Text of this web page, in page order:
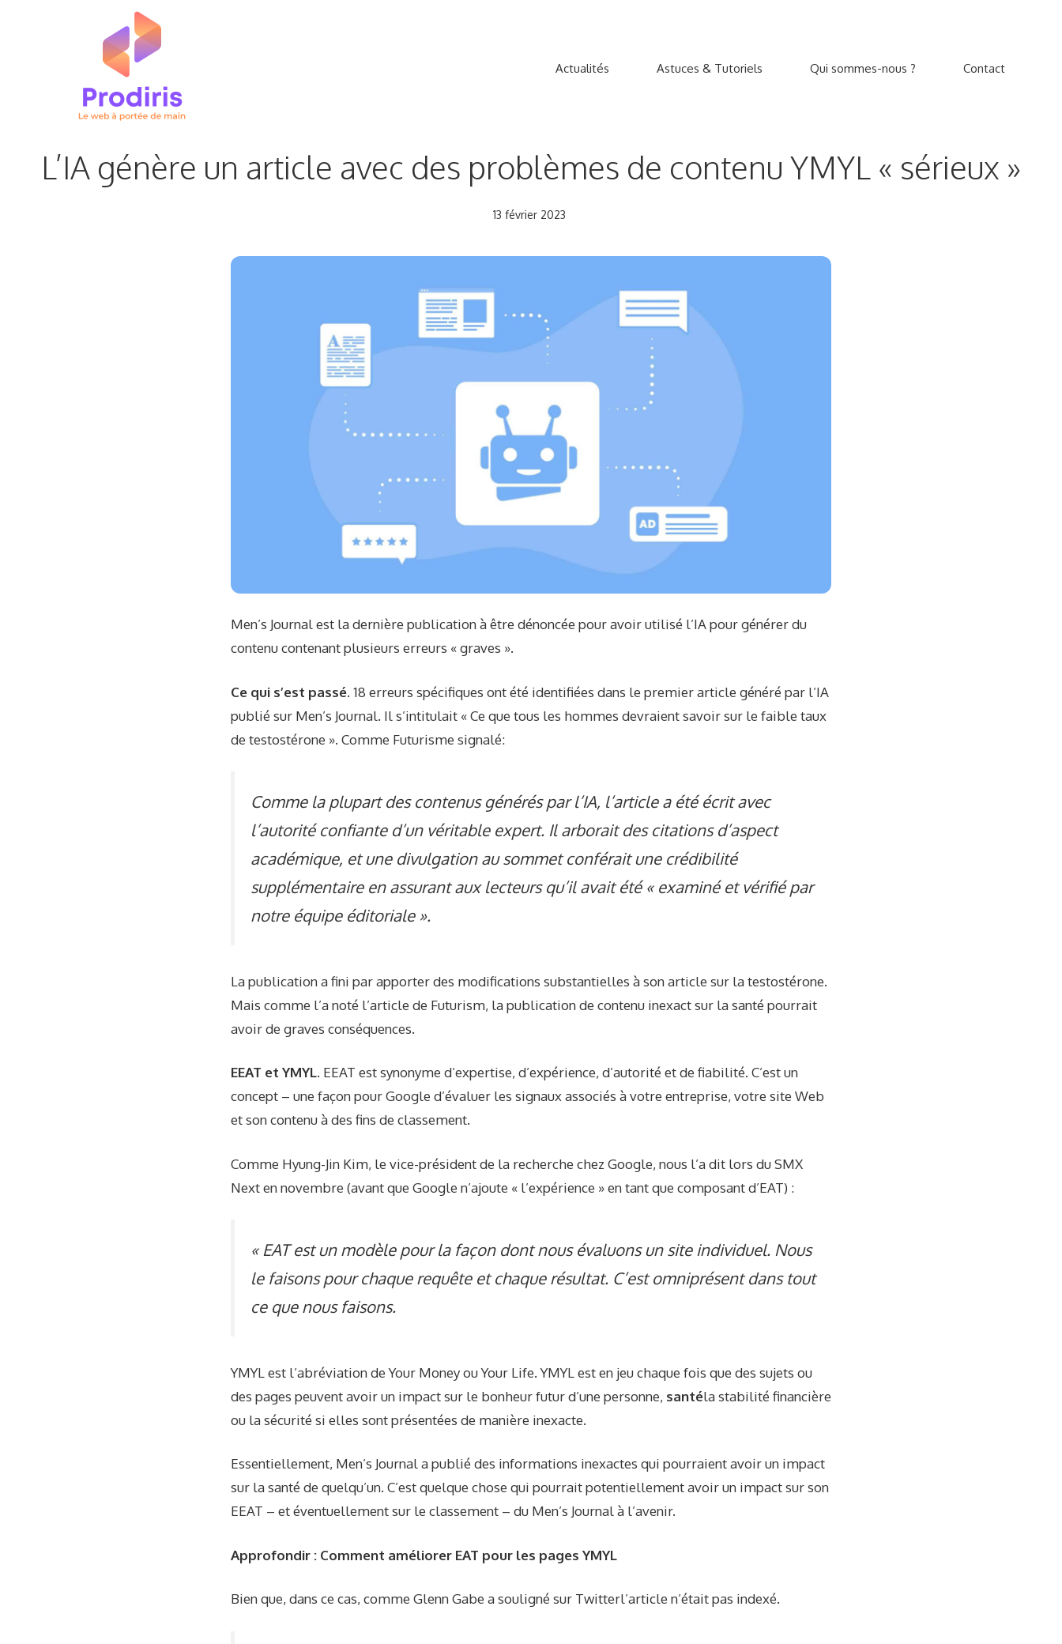
Actualités Astuces & Tutoriels Qui sommes-nous ? Contact
L’IA génère un article avec des problèmes de contenu YMYL « sérieux »
13 février 2023
Men’s Journal est la dernière publication à être dénoncée pour avoir utilisé l’IA pour générer du
contenu contenant plusieurs erreurs « graves ».
Ce qui s’est passé. 18 erreurs spécifiques ont été identifiées dans le premier article généré par l’IA
publié sur Men’s Journal. Il s’intitulait « Ce que tous les hommes devraient savoir sur le faible taux
de testostérone ». Comme Futurisme signalé:
Comme la plupart des contenus générés par l’IA, l’article a été écrit avec
l’autorité confiante d’un véritable expert. Il arborait des citations d’aspect
académique, et une divulgation au sommet conférait une crédibilité
supplémentaire en assurant aux lecteurs qu’il avait été « examiné et vérifié par
notre équipe éditoriale ».
La publication a fini par apporter des modifications substantielles à son article sur la testostérone.
Mais comme l’a noté l’article de Futurism, la publication de contenu inexact sur la santé pourrait
avoir de graves conséquences.
EEAT et YMYL. EEAT est synonyme d’expertise, d’expérience, d’autorité et de fiabilité. C’est un
concept – une façon pour Google d’évaluer les signaux associés à votre entreprise, votre site Web
et son contenu à des fins de classement.
Comme Hyung-Jin Kim, le vice-président de la recherche chez Google, nous l’a dit lors du SMX
Next en novembre (avant que Google n’ajoute « l’expérience » en tant que composant d’EAT) :
« EAT est un modèle pour la façon dont nous évaluons un site individuel. Nous
le faisons pour chaque requête et chaque résultat. C’est omniprésent dans tout
ce que nous faisons.
YMYL est l’abréviation de Your Money ou Your Life. YMYL est en jeu chaque fois que des sujets ou
des pages peuvent avoir un impact sur le bonheur futur d’une personne, santéla stabilité financière
ou la sécurité si elles sont présentées de manière inexacte.
Essentiellement, Men’s Journal a publié des informations inexactes qui pourraient avoir un impact
sur la santé de quelqu’un. C’est quelque chose qui pourrait potentiellement avoir un impact sur son
EEAT – et éventuellement sur le classement – du Men’s Journal à l’avenir.
Approfondir : Comment améliorer EAT pour les pages YMYL
Bien que, dans ce cas, comme Glenn Gabe a souligné sur Twitterl’article n’était pas indexé.